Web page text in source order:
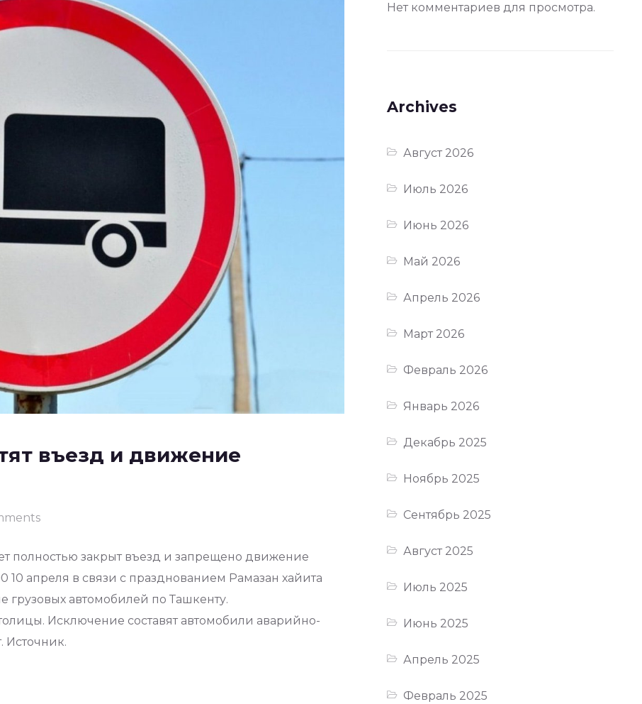
въезд и движение
полностью закрыт въезд и запрещено движение
10 апреля в связи с празднованием Рамазан хайита
автомобилей по Ташкенту.
Исключение составят автомобили аварийно-
Источник.
Нет комментариев для просмотра.
Archives
Август 2026
Июль 2026
Июнь 2026
Май 2026
Апрель 2026
Март 2026
Февраль 2026
Январь 2026
Декабрь 2025
Ноябрь 2025
Сентябрь 2025
Август 2025
Июль 2025
Июнь 2025
Апрель 2025
Февраль 2025